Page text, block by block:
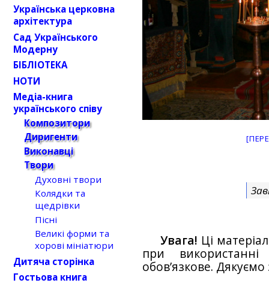
Увага! Ці
при
обов’язкове.
Українська церковна
архітектура
Сад Українського
Модерну
БІБЛІОТЕКА
НОТИ
Медіа-книга
українського співу
Композитори
Диригенти
Виконавці
Твори
Духовні твори
Колядки та
щедрівки
Пісні
Великі форми та
хорові мініатюри
Дитяча сторінка
Гостьова книга